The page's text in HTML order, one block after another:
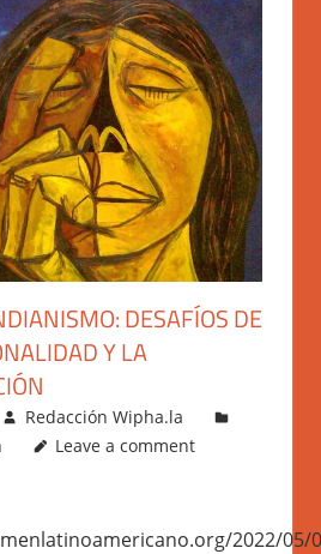
DESAFÍOS DE
Y LA
Redacción Wipha.la
Leave a comment
2022/05/